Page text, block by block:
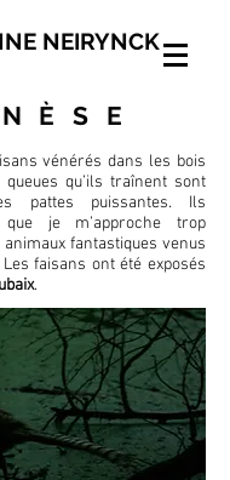
NEIRYNCK
vénérés dans les bois
qu’ils traînent sont
pattes puissantes. Ils
que je m’approche trop
fantastiques venus
faisans ont été exposés
.